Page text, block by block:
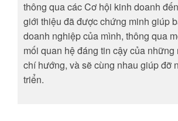
thông qua các Cơ hội kinh doanh
giới thiệu đã được chứng minh giúp
doanh nghiệp của mình, thông qua
mối quan hệ đáng tin cậy của
chí hướng, và sẽ cùng nhau giúp đỡ
triển.